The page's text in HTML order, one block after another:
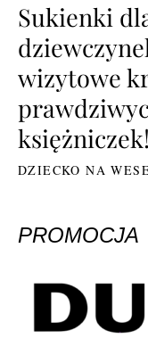
Sukienki
wizytowe
księżniczek!
DZIECKO NA
PROMOCJA